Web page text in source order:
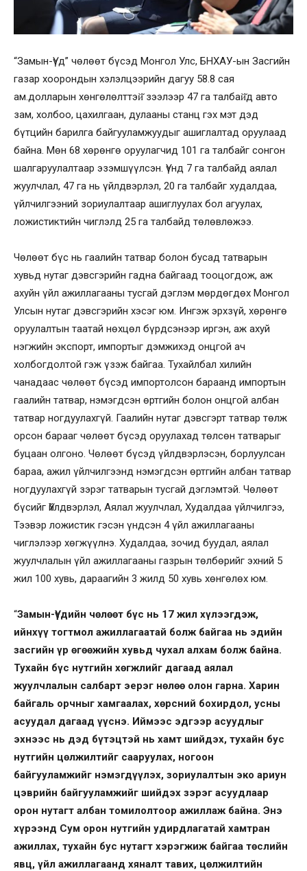
“Замын-Үүд” чөлөөт бүсэд Монгол Улс, БНХАУ-ын Засгийн
газар хоорондын хэлэлцээрийн дагуу 58.8 сая
ам.долларын хөнгөлөлттэй̆ зээлээр 47 га талбай̆д авто
зам, холбоо, цахилгаан, дулааны станц гэх мэт дэд
бүтцийн барилга байгууламжуудыг ашиглалтад оруулаад
байна. Мөн 68 хөрөнгө оруулагчид 101 га талбайг сонгон
шалгаруулалтаар эзэмшүүлсэн. Үүнд 7 га талбайд аялал
жуулчлал, 47 га нь үйлдвэрлэл, 20 га талбайг худалдаа,
үйлчилгээний зориулалтаар ашиглуулах бол агуулах,
ложистиктийн чиглэлд 25 га талбайд төлөвлөжээ.
Чөлөөт бүс нь гаалийн татвар болон бусад татварын
хувьд нутаг дэвсгэрийн гадна байгаад тооцогдож, аж
ахуйн үйл ажиллагааны тусгай дэглэм мөрдөгдөх Монгол
Улсын нутаг дэвсгэрийн хэсэг юм. Ингэж эрхзүй, хөрөнгө
оруулалтын таатай нөхцөл бүрдсэнээр иргэн, аж ахуй
нэгжийн экспорт, импортыг дэмжихэд онцгой ач
холбогдолтой гэж үзэж байгаа. Тухайлбал хилийн
чанадаас чөлөөт бүсэд импортолсон бараанд импортын
гаалийн татвар, нэмэгдсэн өртгийн болон онцгой албан
татвар ногдуулахгүй. Гаалийн нутаг дэвсгэрт татвар төлж
орсон барааг чөлөөт бүсэд оруулахад төлсөн татварыг
буцаан олгоно. Чөлөөт бүсэд үйлдвэрлэсэн, борлуулсан
бараа, ажил үйлчилгээнд нэмэгдсэн өртгийн албан татвар
ногдуулахгүй зэрэг татварын тусгай дэглэмтэй. Чөлөөт
бүсийг Үйлдвэрлэл, Аялал жуулчлал, Худалдаа үйлчилгээ,
Тээвэр ложистик гэсэн үндсэн 4 үйл ажиллагааны
чиглэлээр хөгжүүлнэ. Худалдаа, зочид буудал, аялал
жуулчлалын үйл ажиллагааны газрын төлбөрийг эхний 5
жил 100 хувь, дараагийн 3 жилд 50 хувь хөнгөлөх юм.
“Замын-Үүдийн чөлөөт бүс нь 17 жил хүлээгдэж,
ийнхүү тогтмол ажиллагаатай болж байгаа нь эдийн
засгийн үр өгөөжийн хувьд чухал алхам болж байна.
Тухайн бүс нутгийн хөгжлийг дагаад аялал
жуулчлалын салбарт эерэг нөлөө олон гарна. Харин
байгаль орчныг хамгаалах, хөрсний бохирдол, усны
асуудал дагаад үүснэ. Иймээс эдгээр асуудлыг
эхнээс нь дэд бүтэцтэй нь хамт шийдэх, тухайн бус
нутгийн цөлжилтийг сааруулах, ногоон
байгууламжийг нэмэгдүүлэх, зориулалтын эко ариун
цэврийн байгууламжийг шийдэх зэрэг асуудлаар
орон нутагт албан томилолтоор ажиллаж байна. Энэ
хүрээнд Сум орон нутгийн удирдлагатай хамтран
ажиллах, тухайн бус нутагт хэрэгжиж байгаа төслийн
явц, үйл ажиллагаанд хяналт тавих, цөлжилтийн